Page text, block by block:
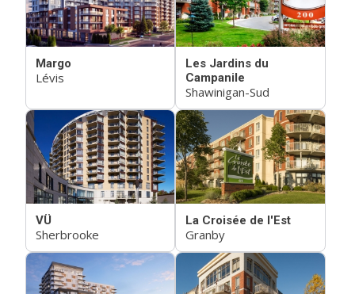
Margo
Lévis
Les Jardins du
Campanile
Shawinigan-Sud
VÜ
Sherbrooke
La Croisée de l'Est
Granby